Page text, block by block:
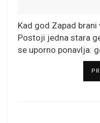
Kad god Zapad
Postoji jedna stara
se uporno ponavlja: